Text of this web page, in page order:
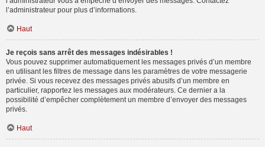
l’administrateur pour plus d’informations.
Haut
Je reçois sans arrêt des messages indésirables !
Vous pouvez supprimer automatiquement les messages privés d’un membre
en utilisant les filtres de message dans les paramètres de votre messagerie
privée. Si vous recevez des messages privés abusifs d’un membre en
particulier, rapportez les messages aux modérateurs. Ce dernier a la
possibilité d’empêcher complètement un membre d’envoyer des messages
privés.
Haut